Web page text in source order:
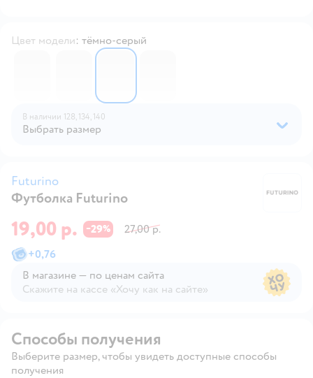
Цвет модели: тёмно-серый
65720556572048
В наличии 128, 134, 140
Выбрать размер
Futurino
Футболка Futurino
19,00 р. −29%
27,00 р.
+0,76
В магазине — по ценам сайта
Скажите на кассе «Хочу как на сайте»
Способы получения
Выберите размер, чтобы увидеть доступные способы
получения